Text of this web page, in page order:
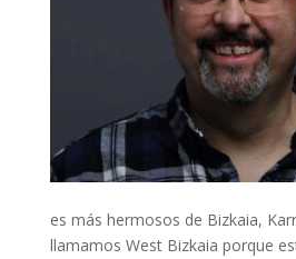
es más hermosos de Bizkaia,
llamamos West Bizkaia porque